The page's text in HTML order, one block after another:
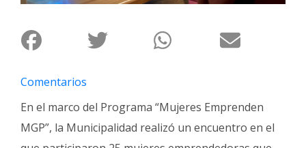
Cartelera
de
Clasificados
Comentarios
En el marco del Programa “Mujeres Emprenden
MGP”, la Municipalidad realizó un encuentro en el